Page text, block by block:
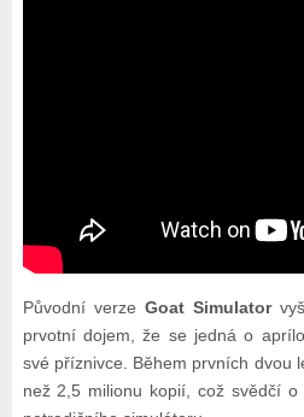
Původní verze Goat Simulator
prvotní dojem, že se jedná o
své příznivce. Během prvních dvou
než 2,5 milionu kopií, což svědčí o